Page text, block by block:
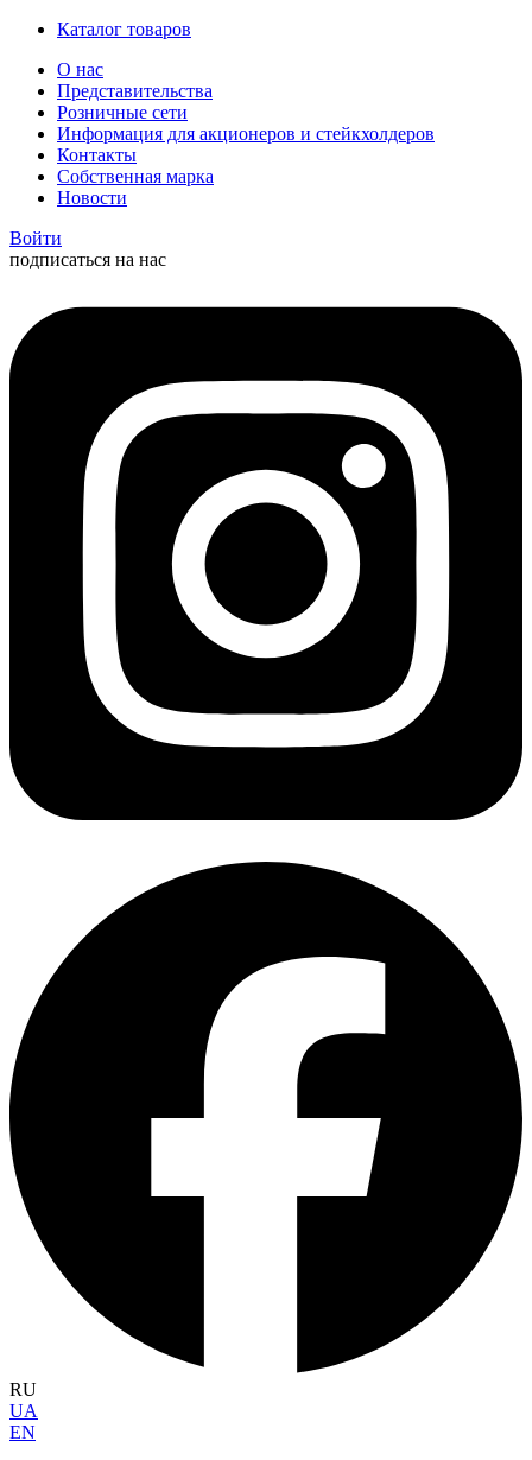
Каталог товаров
О нас
Представительства
Розничные сети
Информация для акционеров и стейкхолдеров
Контакты
Собственная марка
Новости
Войти
подписаться на нас
RU
UA
EN